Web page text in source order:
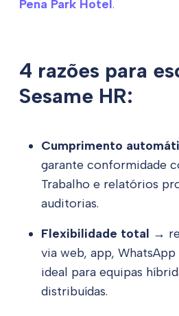
Pena Park Hotel.
4 razões para
Sesame HR:
Cumprimento
garante conformidade
Trabalho e relatórios
auditorias.
Flexibilidade total →
via web, app,
ideal para equipas
distribuídas.